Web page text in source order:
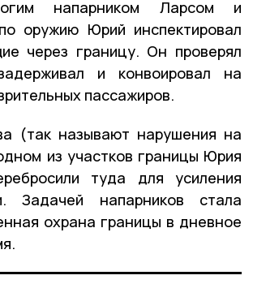
напарником Ларсом и
оружию Юрий инспектировал
через границу. Он проверял
и конвоировал на
пассажиров.
(так называют нарушения на
из участков границы Юрия
туда для усиления
Задачей напарников стала
охрана границы в дневное